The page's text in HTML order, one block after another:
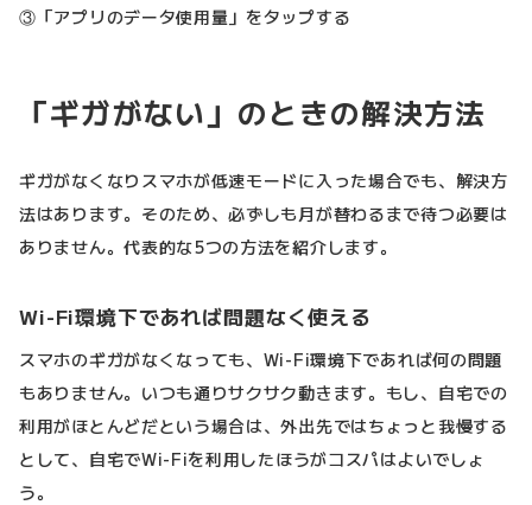
③「アプリのデータ使用量」をタップする
「ギガがない」のときの解決方法
ギガがなくなりスマホが低速モードに入った場合でも、解決方
法はあります。そのため、必ずしも月が替わるまで待つ必要は
ありません。代表的な5つの方法を紹介します。
Wi-Fi環境下であれば問題なく使える
スマホのギガがなくなっても、Wi-Fi環境下であれば何の問題
もありません。いつも通りサクサク動きます。もし、自宅での
利用がほとんどだという場合は、外出先ではちょっと我慢する
として、自宅でWi-Fiを利用したほうがコスパはよいでしょ
う。